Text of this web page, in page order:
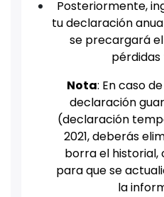
Posteriormente,
tu declaración
se precargará
pérdidas
Nota: En caso
declaración
(declaración
2021, deberás
borra el historial,
para que se
la